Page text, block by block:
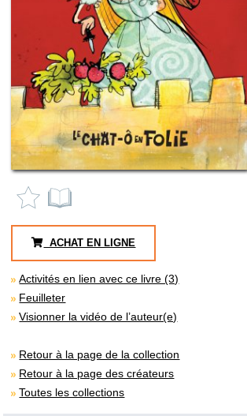
ACHAT EN LIGNE
Activités en lien avec ce livre (3)
Feuilleter
Visionner la vidéo de l’auteur(e)
Retour à la page de la collection
Retour à la page des créateurs
Toutes les collections